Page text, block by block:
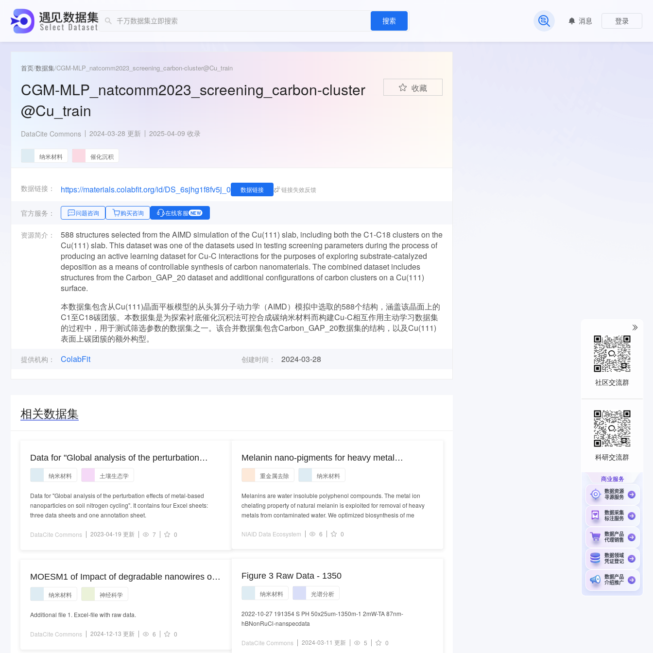
搜索
常见问题
消息 登录
首页/数据集/CGM-MLP_natcomm2023_screening_carbon-cluster@Cu_train
CGM-MLP_natcomm2023_screening_carbon-cluster
@Cu_train
收藏
DataCite Commons 2024-03-28 更新 2025-04-09 收录
纳米材料 催化沉积
数据链接： https://materials.colabfit.org/id/DS_6sjhg1f8fv5j_0 数据链接 链接失效反馈
官方服务： 问题咨询 购买咨询 在线客服 NEW
资源简介：
588 structures selected from the AIMD simulation of the Cu(111) slab, including both the C1-C18 clusters on the
Cu(111) slab. This dataset was one of the datasets used in testing screening parameters during the process of
producing an active learning dataset for Cu-C interactions for the purposes of exploring substrate-catalyzed
deposition as a means of controllable synthesis of carbon nanomaterials. The combined dataset includes
structures from the Carbon_GAP_20 dataset and additional configurations of carbon clusters on a Cu(111)
surface.
本数据集包含从Cu(111)晶面平板模型的从头算分子动力学（AIMD）模拟中选取的588个结构，涵盖该晶面上的
C1至C18碳团簇。本数据集是为探索衬底催化沉积法可控合成碳纳米材料而构建Cu-C相互作用主动学习数据集
的过程中，用于测试筛选参数的数据集之一。该合并数据集包含Carbon_GAP_20数据集的结构，以及Cu(111)
表面上碳团簇的额外构型。
提供机构： ColabFit 创建时间： 2024-03-28
相关数据集
Data for "Global analysis of the perturbation
effects of metal-based nanoparticles on soil
nitrogen cycling"
纳米材料 土壤生态学
Data for "Global analysis of the perturbation effects of metal-based
nanoparticles on soil nitrogen cycling". It contains four Excel sheets:
three data sheets and one annotation sheet.
DataCite Commons 2023-04-19 更新 7 0
MOESM1 of Impact of degradable nanowires on
long-term brain tissue responses
纳米材料 神经科学
Additional file 1. Excel-file with raw data.
DataCite Commons 2024-12-13 更新 6 0
Melanin nano-pigments for heavy metal
remediation from water
重金属去除 纳米材料
Melanins are water insoluble polyphenol compounds. The metal ion
chelating property of natural melanin is exploited for removal of heavy
metals from contaminated water. We optimized biosynthesis of me
NIAID Data Ecosystem 6 0
Figure 3 Raw Data - 1350
纳米材料 光谱分析
2022-10-27 191354 S PH 50x25um-1350m-1 2mW-TA 87nm-
hBNonRuCl-nanspecdata
DataCite Commons 2024-03-11 更新 5 0
社区交流群
科研交流群
商业服务
数据资源
寻源服务
数据采集
标注服务
数据产品
代理销售
数据领域
凭证登记
数据产品
介绍推广